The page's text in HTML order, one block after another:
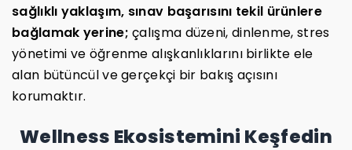
sağlıklı yaklaşım, sınav başarısını tekil ürünlere
bağlamak yerine; çalışma düzeni, dinlenme, stres
yönetimi ve öğrenme alışkanlıklarını birlikte ele
alan bütüncül ve gerçekçi bir bakış açısını
korumaktır.
Wellness Ekosistemini Keşfedin